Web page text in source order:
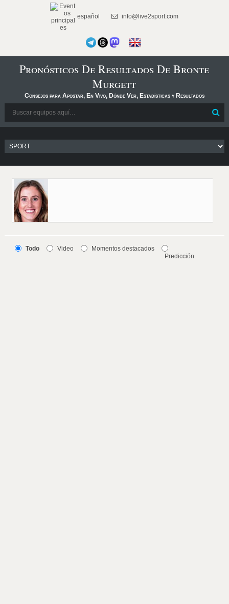
español info@live2sport.com
Pronósticos De Resultados De Bronte
Murgett
Consejos para Apostar, En Vivo, Dónde Ver, Estadísticas y Resultados
Todo Video
Momentos destacados
Predicción